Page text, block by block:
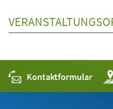
Kontaktformular
in